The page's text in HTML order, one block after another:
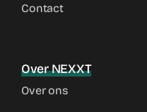
Contact
Over NEXXT
Over ons